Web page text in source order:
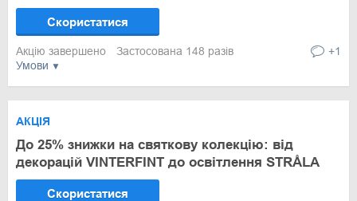
Умови
Скористатися
Акцію завершено Застосована 148 разів +1
АКЦІЯ
До 25% знижки на святкову колекцію: від
декорацій VINTERFINT до освітлення STRÅLA
Скористатися